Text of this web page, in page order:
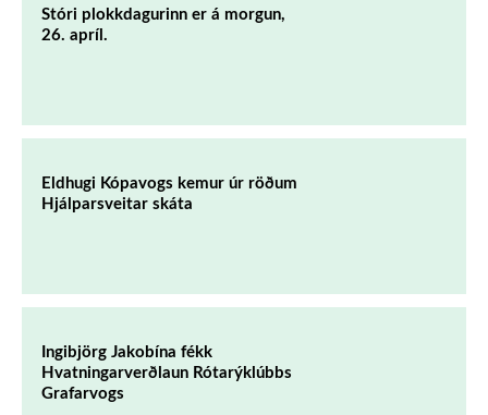
Stóri plokkdagurinn er á morgun,
26. apríl.
Eldhugi Kópavogs kemur úr röðum
Hjálparsveitar skáta
Ingibjörg Jakobína fékk
Hvatningarverðlaun Rótarýklúbbs
Grafarvogs